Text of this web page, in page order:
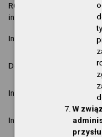
RODO - klauzula
informacyjna
Informacja o działalności
Dostępność
Informacja o działalności
Informacja o działalności
W